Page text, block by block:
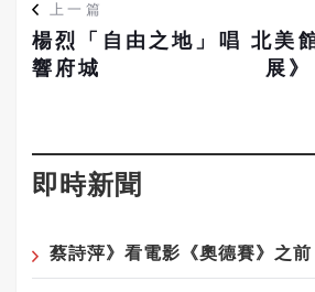
上一篇
楊烈「自由之地」唱
響府城
北美
展
即時新聞